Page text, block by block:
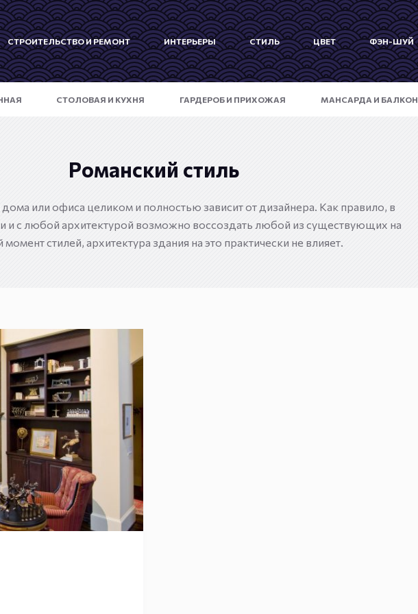
СТРОИТЕЛЬСТВО И РЕМОНТ ИНТЕРЬЕРЫ СТИЛЬ ЦВЕТ ФЭН-ШУЙ
СТОЛОВАЯ И КУХНЯ ГАРДЕРОБ И ПРИХОЖАЯ МАНСАРДА И БАЛКОН
Романский стиль
или офиса целиком и полностью зависит от дизайнера. Как правило, в
с любой архитектурой возможно воссоздать любой из существующих на
момент стилей, архитектура здания на это практически не влияет.